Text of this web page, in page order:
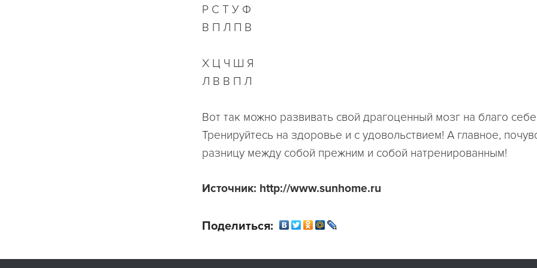
Р С Т У Ф
В П Л П В
Х Ц Ч Ш Я
Л В В П Л
Вот так можно развивать свой драгоценный мозг на благо
Тренируйтесь на здоровье и с удовольствием! А главное,
разницу между собой прежним и собой натренированным!
Источник: http://www.sunhome.ru
Поделиться: